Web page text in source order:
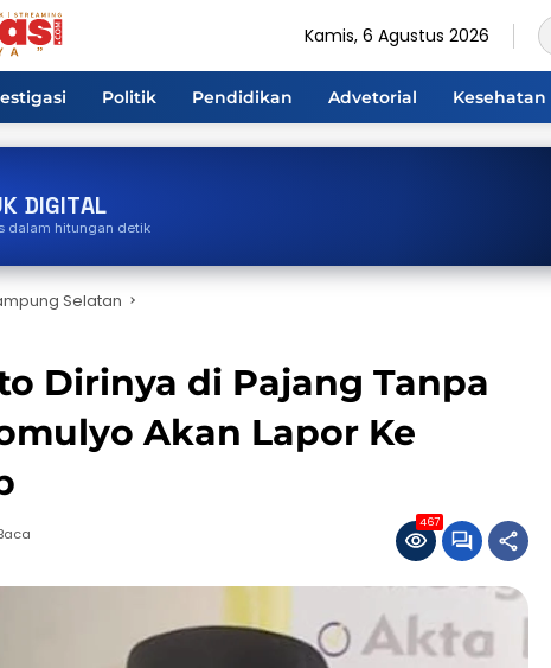
Kamis, 6 Agustus 2026
Politik Pendidikan Advetorial Kesehatan
DIGITAL
dalam hitungan detik
Selatan
Dirinya di Pajang Tanpa
Akan Lapor Ke
467